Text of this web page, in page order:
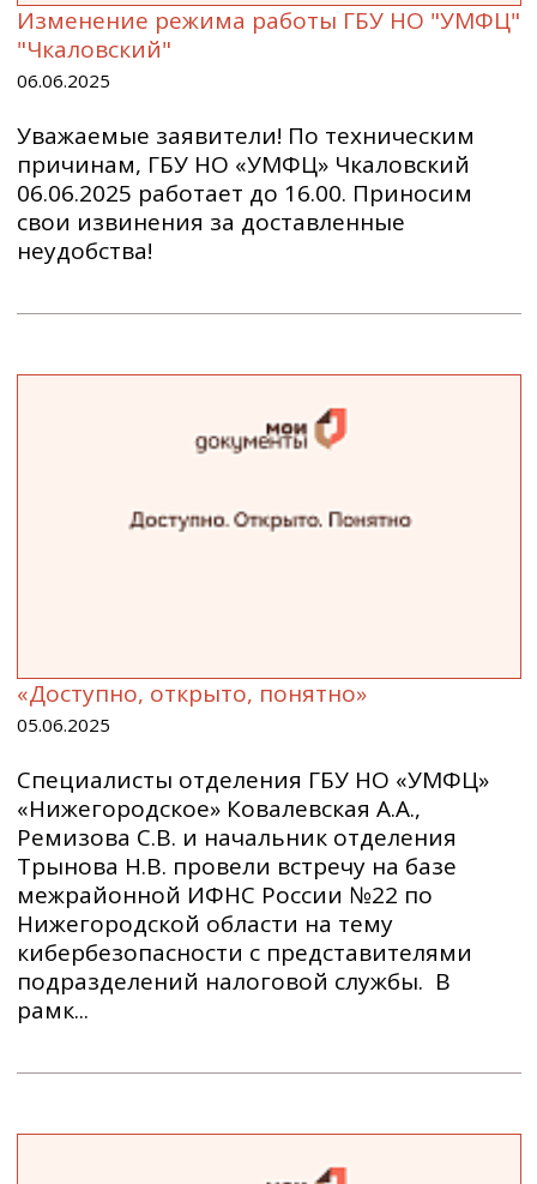
Изменение режима работы ГБУ НО "УМФЦ"
"Чкаловский"
06.06.2025
Уважаемые заявители! По техническим
причинам, ГБУ НО «УМФЦ» Чкаловский
06.06.2025 работает до 16.00. Приносим
свои извинения за доставленные
неудобства!
«Доступно, открыто, понятно»
05.06.2025
Специалисты отделения ГБУ НО «УМФЦ»
«Нижегородское» Ковалевская А.А.,
Ремизова С.В. и начальник отделения
Трынова Н.В. провели встречу на базе
межрайонной ИФНС России №22 по
Нижегородской области на тему
кибербезопасности с представителями
подразделений налоговой службы. В
рамк...